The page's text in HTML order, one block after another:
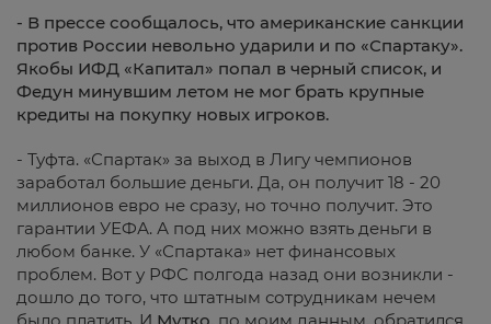
- В прессе сообщалось, что американские санкции
против России невольно ударили и по «Спартаку».
Якобы ИФД «Капитал» попал в черный список, и
Федун минувшим летом не мог брать крупные
кредиты на покупку новых игроков.
- Туфта. «Спартак» за выход в Лигу чемпионов
заработал большие деньги. Да, он получит 18 - 20
миллионов евро не сразу, но точно получит. Это
гарантии УЕФА. А под них можно взять деньги в
любом банке. У «Спартака» нет финансовых
проблем. Вот у РФС полгода назад они возникли -
дошло до того, что штатным сотрудникам нечем